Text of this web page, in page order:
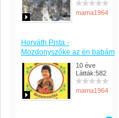
mama1964
Horváth Pista -
Mozdonyszőke az én babám
10 éve
Látták:582
mama1964